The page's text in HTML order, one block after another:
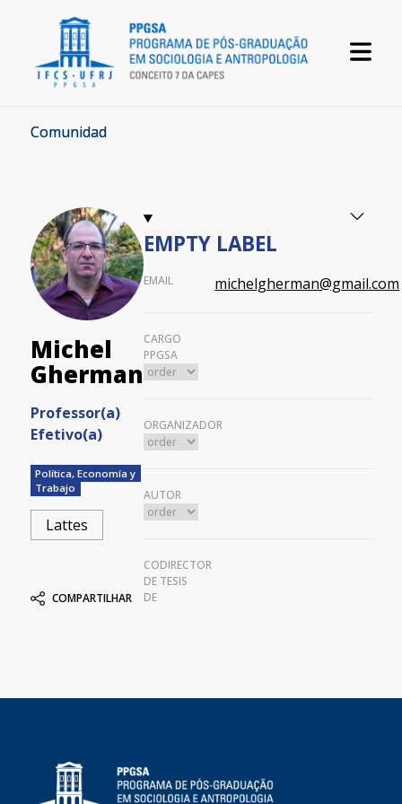
Comunidad
Michel
Gherman
Professor(a)
Efetivo(a)
Política, Economía y
Trabajo
Lattes
COMPARTILHAR
EMPTY LABEL
EMAIL michelgherman@gmail.com
CARGO
PPGSA
ORGANIZADOR
AUTOR
CODIRECTOR
DE TESIS
DE